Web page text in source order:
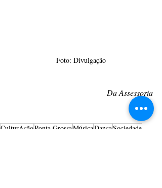
Foto: Divulgação
Da Assessoria
CulturAçãoPonta GrossaMúsicaDançaSociedade